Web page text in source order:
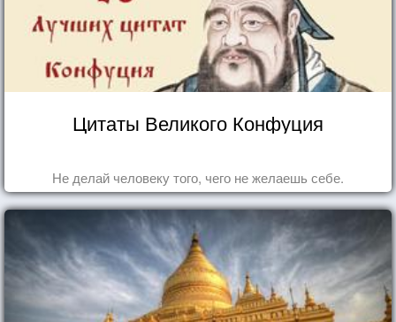
Цитаты Великого Конфуция
Не делай человеку того, чего не желаешь себе.